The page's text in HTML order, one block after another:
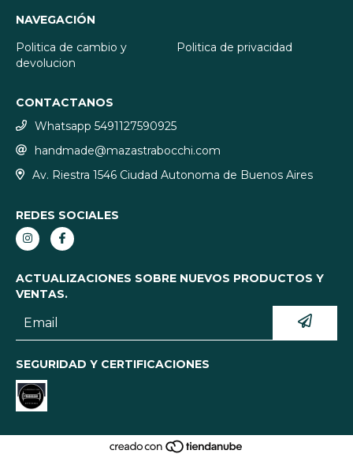
NAVEGACIÓN
Politica de cambio y
devolucion
Politica de privacidad
CONTACTANOS
Whatsapp 5491127590925
handmade@mazastrabocchi.com
Av. Riestra 1546 Ciudad Autonoma de Buenos Aires
REDES SOCIALES
ACTUALIZACIONES SOBRE NUEVOS PRODUCTOS Y
VENTAS.
SEGURIDAD Y CERTIFICACIONES